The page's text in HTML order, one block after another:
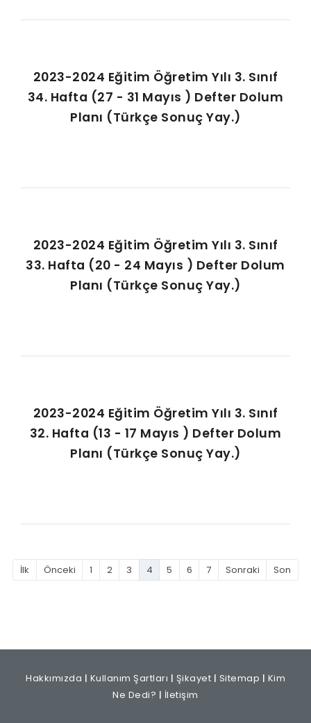
2023-2024 Eğitim Öğretim Yılı 3. Sınıf
34. Hafta (27 - 31 Mayıs ) Defter Dolum
Planı (Türkçe Sonuç Yay.)
2023-2024 Eğitim Öğretim Yılı 3. Sınıf
33. Hafta (20 - 24 Mayıs ) Defter Dolum
Planı (Türkçe Sonuç Yay.)
2023-2024 Eğitim Öğretim Yılı 3. Sınıf
32. Hafta (13 - 17 Mayıs ) Defter Dolum
Planı (Türkçe Sonuç Yay.)
İlk Önceki 1 2 3 4 5 6 7 Sonraki Son
Hakkımızda | Kullanım Şartları | Şikayet | Sitemap | Kim
Ne Dedi? | İletişim